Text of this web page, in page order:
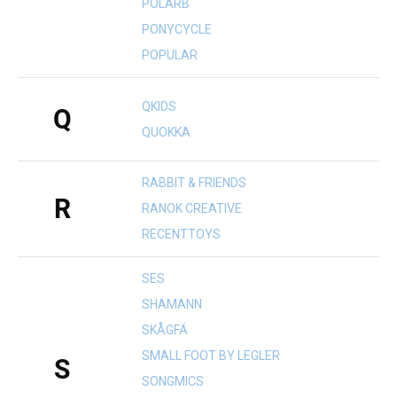
POLARB
PONYCYCLE
POPULAR
Q
QKIDS
QUOKKA
R
RABBIT & FRIENDS
RANOK CREATIVE
RECENTTOYS
S
SES
SHAMANN
SKÅGFÄ
SMALL FOOT BY LEGLER
SONGMICS